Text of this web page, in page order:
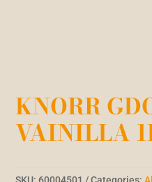
KNORR
VAINILLA